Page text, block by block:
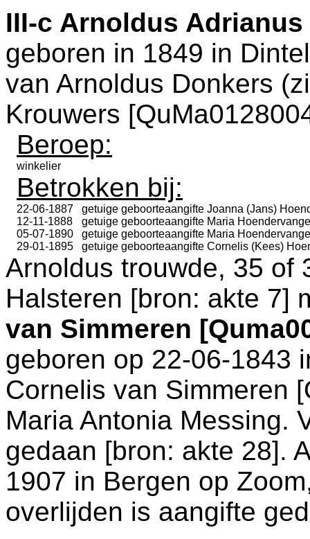
III-c Arnoldus Adrianus
geboren in 1849 in
van Arnoldus Donkers
Krouwers
Beroep:
winkelier
Betrokken bij:
22-06-1887 getuige geboorteaangifte Joanna (Jans)
12-11-1888
getuige geboorteaangifte Maria
05-07-1890
getuige geboorteaangifte Maria
29-01-1895
getuige geboorteaangifte Cornelis (Kees)
Arnoldus trouwde, 35 of
Halsteren [bron: akte 7]
van Simmeren
geboren op 22-06-1843
Cornelis van Simmeren
Maria Antonia Messing.
gedaan [bron: akte 28].
1907 in Bergen op Zoom
overlijden is aangifte